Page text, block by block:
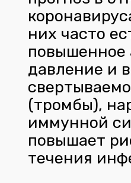
них часто
повышенное
давление и
(тромбы),
иммунной
повышает
течения